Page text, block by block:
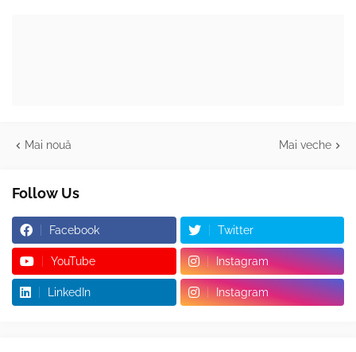
Mai nouă Mai veche
Follow Us
Facebook Twitter
YouTube Instagram
LinkedIn Instagram